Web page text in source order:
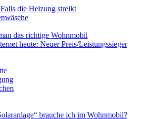
die Heizung streikt
das richtige Wohnmobil
heute: Neuer Preis/Leistungssieger
brauche ich im Wohnmobil?